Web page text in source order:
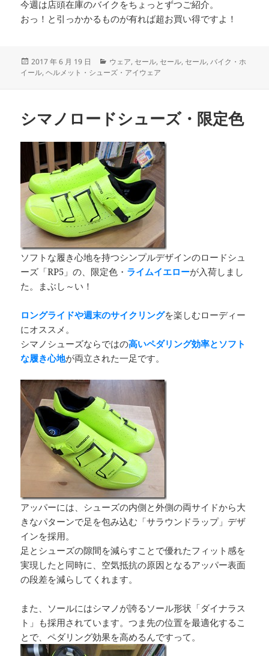
今週は店頭在庫のバイクをちょっとずつご紹介。
おっ！と引っかかるものが有れば超お買い得ですよ！
投
稿
2017 年 6 月 19 日
カ
テ
ウェア, セール, セール, セール,バイク・ホ
イール,ヘルメット・シューズ・アイウェア
シマノロードシューズ・限定色
ソフトな履き心地を持つシンプルデザインのロードシュ
ーズ「RP5」の、限定色・ ライムイエローが入荷しまし
た。まぶし～い！
ロングライドや週末のサイクリングを楽しむローディー
にオススメ。
シマノシューズならではの高いペダリング効率とソフト
な履き心地が両立された一足です。
アッパーには、シューズの内側と外側の両サイドから大
きなパターンで足を包み込む「サラウンドラップ」デザ
インを採用。
足とシューズの隙間を減らすことで優れたフィット感を
実現したと同時に、空気抵抗の原因となるアッパー表面
の段差を減らしてくれます。
また、ソールにはシマノが誇るソール形状「ダイナラス
ト」も採用されています。つま先の位置を最適化するこ
とで、ペダリング効果を高めるんですって。